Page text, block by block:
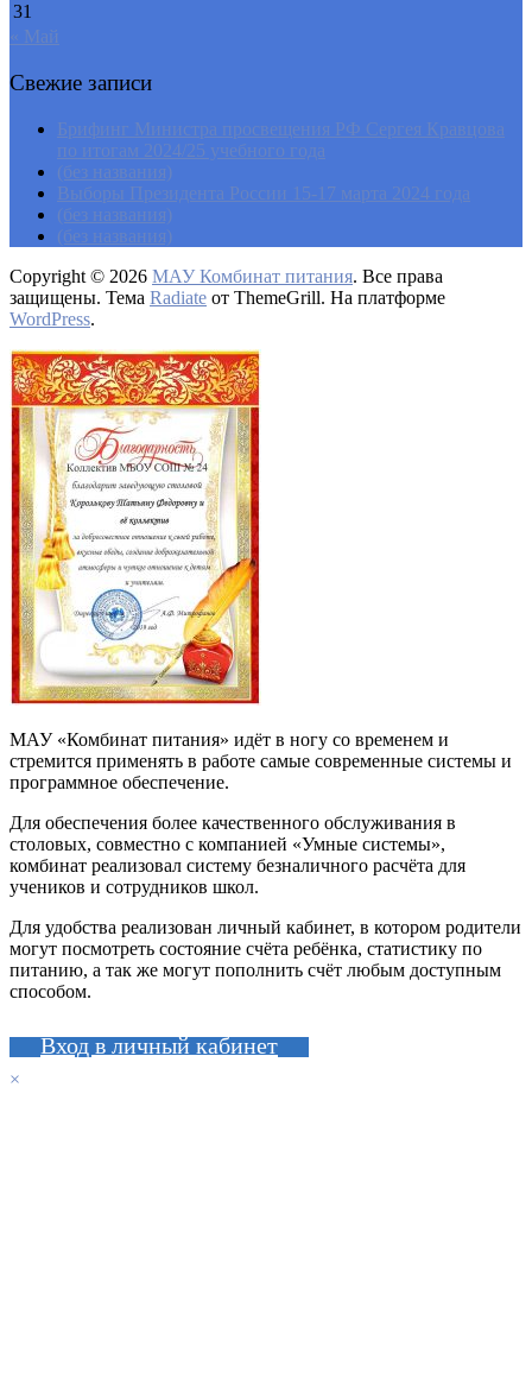
31
« Май
Свежие записи
Брифинг Министра просвещения РФ Сергея Кравцова
по итогам 2024/25 учебного года
(без названия)
Выборы Президента России 15-17 марта 2024 года
(без названия)
(без названия)
Copyright © 2026 МАУ Комбинат питания. Все права
защищены. Тема Radiate от ThemeGrill. На платформе
WordPress.
МАУ «Комбинат питания» идёт в ногу со временем и
стремится применять в работе самые современные системы и
программное обеспечение.
Для обеспечения более качественного обслуживания в
столовых, совместно с компанией «Умные системы»,
комбинат реализовал систему безналичного расчёта для
учеников и сотрудников школ.
Для удобства реализован личный кабинет, в котором родители
могут посмотреть состояние счёта ребёнка, статистику по
питанию, а так же могут пополнить счёт любым доступным
способом.
Вход в личный кабинет
×